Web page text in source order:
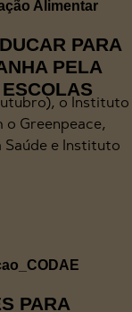
PARA
PELA
o Instituto
o Greenpeace,
e Instituto
PARA